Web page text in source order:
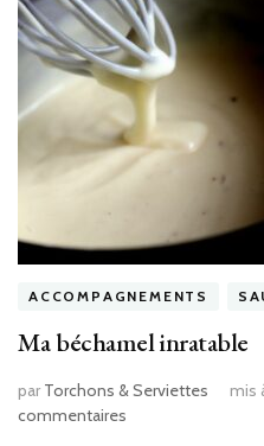
ACCOMPAGNEMENTS
Ma béchamel inratable
par Torchons & Serviettes mis
commentaires